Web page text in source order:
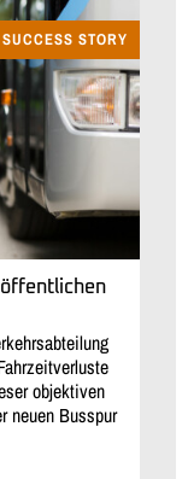
SUCCESS STORY
objektiven
neuen Busspur